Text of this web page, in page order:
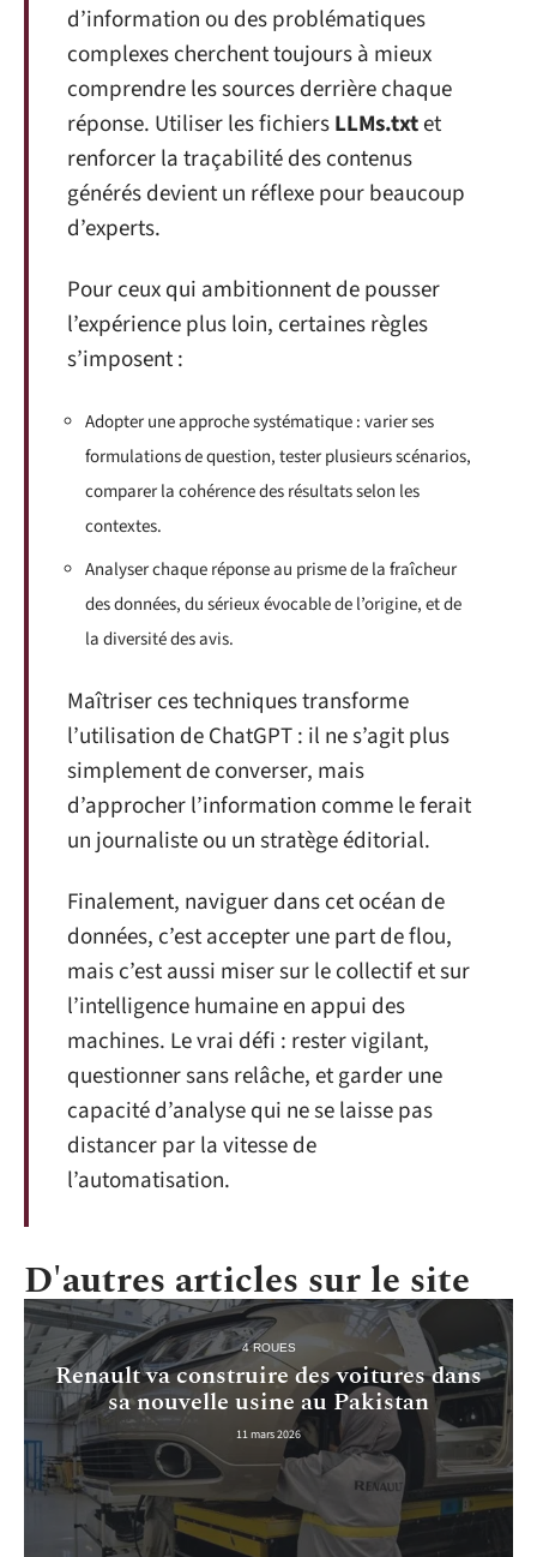
d’information ou des problématiques
complexes cherchent toujours à mieux
comprendre les sources derrière chaque
réponse. Utiliser les fichiersLLMs.txtet
renforcer la traçabilité des contenus
générés devient un réflexe pour beaucoup
d’experts.
Pour ceux qui ambitionnent de pousser
l’expérience plus loin, certaines règles
s’imposent :
Adopter une approche systématique : varier ses
formulations de question, tester plusieurs scénarios,
comparer la cohérence des résultats selon les
contextes.
Analyser chaque réponse au prisme de la fraîcheur
des données, du sérieux évocable de l’origine, et de
la diversité des avis.
Maîtriser ces techniques transforme
l’utilisation de ChatGPT : il ne s’agit plus
simplement de converser, mais
d’approcher l’information comme le ferait
un journaliste ou un stratège éditorial.
Finalement, naviguer dans cet océan de
données, c’est accepter une part de flou,
mais c’est aussi miser sur le collectif et sur
l’intelligence humaine en appui des
machines. Le vrai défi : rester vigilant,
questionner sans relâche, et garder une
capacité d’analyse qui ne se laisse pas
distancer par la vitesse de
l’automatisation.
D'autres articles sur le site
4 ROUES
Renault va construire des voitures dans
sa nouvelle usine au Pakistan
11 mars 2026